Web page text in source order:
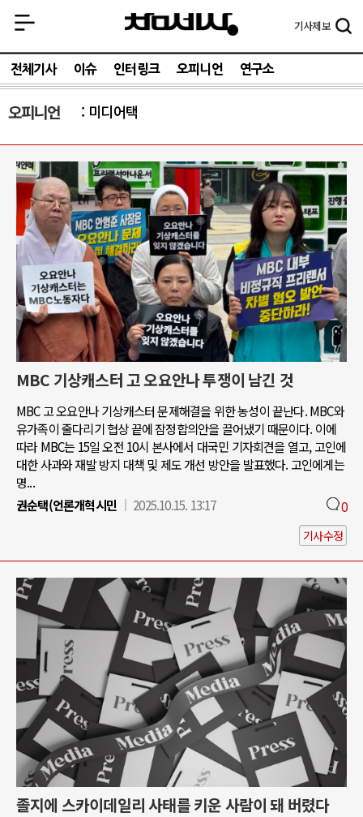
기사제보
전체기사 이슈 인터링크 오피니언 연구소
오피니언 미디어택
MBC 기상캐스터 고 오요안나 투쟁이 남긴 것
MBC 고 오요안나 기상캐스터 문제해결을 위한 농성이 끝난다. MBC와
유가족이 줄다리기 협상 끝에 잠정합의안을 끌어냈기 때문이다. 이에
따라 MBC는 15일 오전 10시 본사에서 대국민 기자회견을 열고, 고인에
대한 사과와 재발 방지 대책 및 제도 개선 방안을 발표했다. 고인에게는
명...
권순택(언론개혁시민
2025.10.15. 13:17 0
기사수정
졸지에 스카이데일리 사태를 키운 사람이 돼 버렸다